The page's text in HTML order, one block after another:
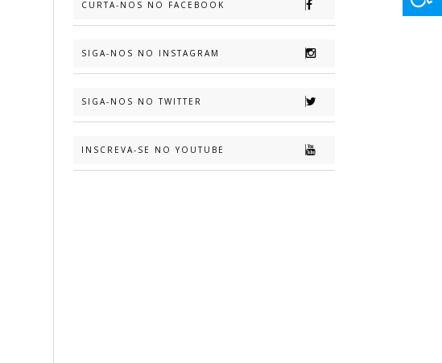
CURTA-NOS NO FACEBOOK
SIGA-NOS NO INSTAGRAM
SIGA-NOS NO TWITTER
INSCREVA-SE NO YOUTUBE